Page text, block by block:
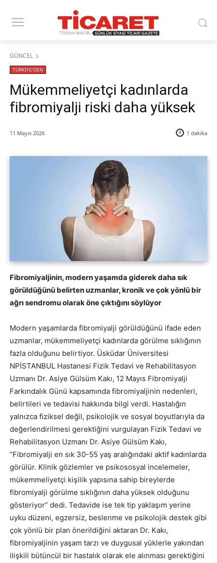
GÜNCEL
TÜRKİYE'DEN
Mükemmeliyetçi kadınlarda
fibromiyalji riski daha yüksek
11 Mayıs 2026 1 dakika
Fibromiyaljinin, modern yaşamda giderek daha sık
görüldüğünü belirten uzmanlar, kronik ve çok yönlü bir
ağrı sendromu olarak öne çıktığını söylüyor
Modern yaşamlarda fibromiyalji görüldüğünü ifade eden
uzmanlar, mükemmeliyetçi kadınlarda görülme sıklığının
fazla olduğunu belirtiyor. Üsküdar Üniversitesi
NPİSTANBUL Hastanesi Fizik Tedavi ve Rehabilitasyon
Uzmanı Dr. Asiye Gülsüm Kakı, 12 Mayıs Fibromiyalji
Farkındalık Günü kapsamında fibromiyaljinin nedenleri,
belirtileri ve tedavisi hakkında bilgi verdi. Hastalığın
yalnızca fiziksel değil, psikolojik ve sosyal boyutlarıyla da
değerlendirilmesi gerektiğini vurgulayan Fizik Tedavi ve
Rehabilitasyon Uzmanı Dr. Asiye Gülsüm Kakı,
“Fibromiyalji en sık 30-55 yaş aralığındaki aktif kadınlarda
görülür. Klinik gözlemler ve psikososyal incelemeler,
mükemmeliyetçi kişilik yapısına sahip bireylerde
fibromiyalji görülme sıklığının daha yüksek olduğunu
gösteriyor” dedi. Tedavide ise tek tip yaklaşım yerine
uyku düzeni, egzersiz, beslenme ve psikolojik destek gibi
çok yönlü bir plan önerildiğini aktaran Dr. Kakı,
fibromiyaljinin yaşam tarzı ve duygusal yüklerle yakından
ilişkili bütüncül bir hastalık olarak ele alınması gerektiğini